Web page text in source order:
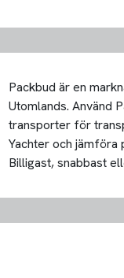
Packbud är en
Utomlands. Använd
transporter för
Yachter och jämföra
Billigast, snabbast